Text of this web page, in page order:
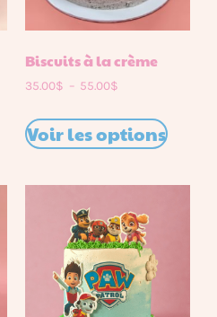
Biscuits à la crème
35.00$ – 55.00$
Voir les options